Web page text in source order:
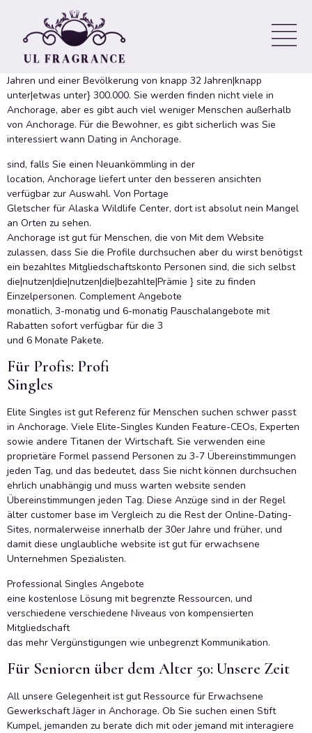
(AK): site Leitfaden für 2020
In Internet-Dating in Anchorage, Alaska? Anchorage ist tatsächlich
Alaskas größtes Stadtgebiet mit einem mittleren Alter von 32
Jahren und einer Bevölkerung von knapp 32 Jahren|knapp
unter|etwas unter} 300.000. Sie werden finden nicht viele in
Anchorage, aber es gibt auch viel weniger Menschen außerhalb
von Anchorage. Für die Bewohner, es gibt sicherlich was Sie
interessiert wann Dating in Anchorage.
sind, falls Sie einen Neuankömmling in der
location, Anchorage liefert unter den besseren ansichten
verfügbar zur Auswahl. Von Portage
Gletscher für Alaska Wildlife Center, dort ist absolut nein Mangel
an Orten zu sehen.
Anchorage ist gut für Menschen, die von Mit dem Website
zulassen, dass Sie die Profile durchsuchen aber du wirst benötigst
ein bezahltes Mitgliedschaftskonto Personen sind, die sich selbst
die|nutzen|die|nutzen|die|bezahlte|Prämie } site zu finden
Einzelpersonen. Complement Angebote
monatlich, 3-monatig und 6-monatig Pauschalangebote mit
Rabatten sofort verfügbar für die 3
und 6 Monate Pakete.
Für Profis: Profi
Singles
Elite Singles ist gut Referenz für Menschen suchen schwer passt
in Anchorage. Viele Elite-Singles Kunden Feature-CEOs, Experten
sowie andere Titanen der Wirtschaft. Sie verwenden eine
proprietäre Formel passend Personen zu 3-7 Übereinstimmungen
jeden Tag, und das bedeutet, dass Sie nicht können durchsuchen
ehrlich unabhängig und muss warten website senden
Übereinstimmungen jeden Tag. Diese Anzüge sind in der Regel
älter customer base im Vergleich zu die Rest der Online-Dating-
Sites, normalerweise innerhalb der 30er Jahre und früher, und
damit diese unglaubliche website ist gut für erwachsene
Unternehmen Spezialisten.
Professional Singles Angebote
eine kostenlose Lösung mit begrenzte Ressourcen, und
verschiedene verschiedene Niveaus von kompensierten
Mitgliedschaft
das mehr Vergünstigungen wie unbegrenzt Kommunikation.
Für Senioren über dem Alter 50: Unsere Zeit
All unsere Gelegenheit ist gut Ressource für Erwachsene
Gewerkschaft Jäger in Anchorage. Ob Sie suchen einen Stift
Kumpel, jemanden zu berate dich mit oder jemand mit interagiere